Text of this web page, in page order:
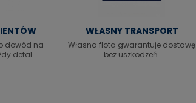
Cena regularna:2 499,00 zł
DO KOSZYKA
dowód na
detal
WŁASNY TRANSPORT
Własna flota gwarantuje dostawę
bez uszkodzeń.